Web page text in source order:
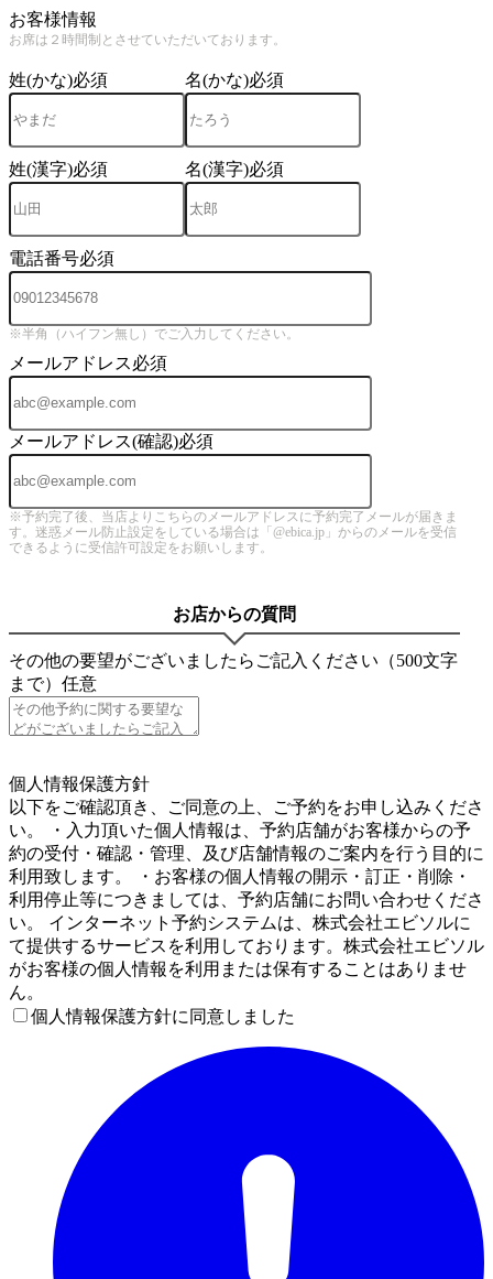
お客様情報
お席は２時間制とさせていただいております。
姓(かな)必須 名(かな)必須
姓(漢字)必須 名(漢字)必須
電話番号必須
※半角（ハイフン無し）でご入力してください。
メールアドレス必須
メールアドレス(確認)必須
※予約完了後、当店よりこちらのメールアドレスに予約完了メールが届きま
す。迷惑メール防止設定をしている場合は「@ebica.jp」からのメールを受信
できるように受信許可設定をお願いします。
お店からの質問
その他の要望がございましたらご記入ください（500文字
まで） 任意
個人情報保護方針
以下をご確認頂き、ご同意の上、ご予約をお申し込みくださ
い。 ・入力頂いた個人情報は、予約店舗がお客様からの予
約の受付・確認・管理、及び店舗情報のご案内を行う目的に
利用致します。 ・お客様の個人情報の開示・訂正・削除・
利用停止等につきましては、予約店舗にお問い合わせくださ
い。 インターネット予約システムは、株式会社エビソルに
て提供するサービスを利用しております。株式会社エビソル
がお客様の個人情報を利用または保有することはありませ
ん。
個人情報保護方針に同意しました